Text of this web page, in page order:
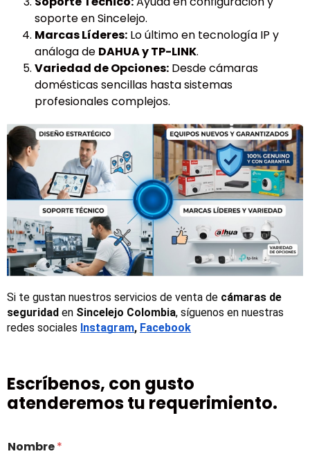
soporte en Sincelejo.
Marcas Líderes: Lo último en tecnología IP y
análoga de DAHUA y TP-LINK.
Variedad de Opciones: Desde cámaras
domésticas sencillas hasta sistemas
profesionales complejos.
Si te gustan nuestros servicios de venta de cámaras de
seguridad en Sincelejo Colombia, síguenos en nuestras
redes sociales Instagram, Facebook
Escríbenos, con gusto
atenderemos tu requerimiento.
Nombre*